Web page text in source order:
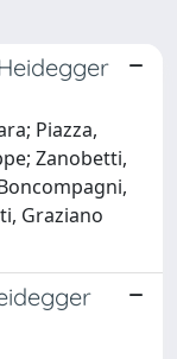
Piazza,
Zanobetti,
Graziano